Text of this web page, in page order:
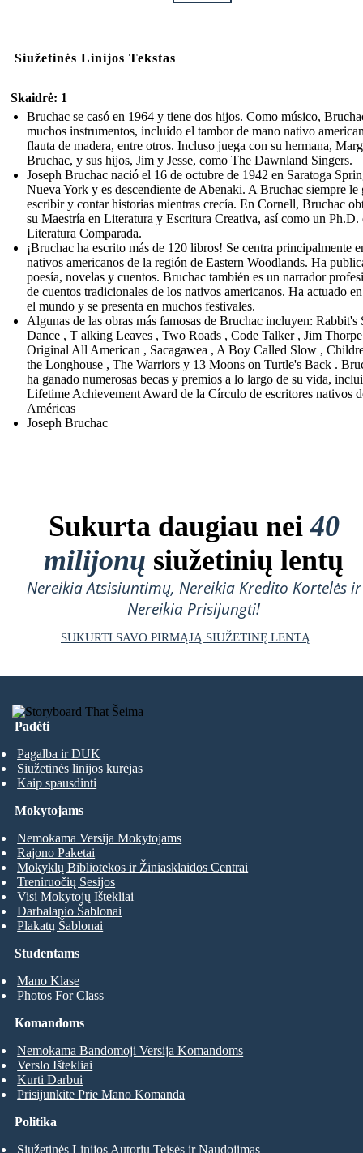
Siužetinės Linijos Tekstas
Skaidrė: 1
Bruchac se casó en 1964 y tiene dos hijos. Como músico,
muchos instrumentos, incluido el tambor de mano nativo
flauta de madera, entre otros. Incluso juega con su hermana,
Bruchac, y sus hijos, Jim y Jesse, como The Dawnland Singers.
Joseph Bruchac nació el 16 de octubre de 1942 en Saratoga
Nueva York y es descendiente de Abenaki. A Bruchac siempre le
escribir y contar historias mientras crecía. En Cornell, Bruchac
su Maestría en Literatura y Escritura Creativa, así como un Ph.D.
Literatura Comparada.
¡Bruchac ha escrito más de 120 libros! Se centra principalmente
nativos americanos de la región de Eastern Woodlands. Ha
poesía, novelas y cuentos. Bruchac también es un narrador
de cuentos tradicionales de los nativos americanos. Ha actuado
el mundo y se presenta en muchos festivales.
Algunas de las obras más famosas de Bruchac incluyen: Rabbit's
Dance , T alking Leaves , Two Roads , Code Talker , Jim
Original All American , Sacagawea , A Boy Called Slow ,
the Longhouse , The Warriors y 13 Moons on Turtle's Back .
ha ganado numerosas becas y premios a lo largo de su vida,
Lifetime Achievement Award de la Círculo de escritores nativos
Américas
Joseph Bruchac
Sukurta daugiau nei40
milijonų siužetinių lentų
Nereikia Atsisiuntimų, Nereikia Kredito Kortelės ir
Nereikia Prisijungti!
SUKURTI SAVO PIRMĄJĄ SIUŽETINĘ LENTĄ
Padėti
Pagalba ir DUK
Siužetinės linijos kūrėjas
Kaip spausdinti
Studentams
Mano Klase
Photos For Class
Mokytojams
Nemokama Versija Mokytojams
Rajono Paketai
Mokyklų Bibliotekos ir Žiniasklaidos Centrai
Treniruočių Sesijos
Visi Mokytojų Ištekliai
Darbalapio Šablonai
Plakatų Šablonai
Komandoms
Nemokama Bandomoji Versija Komandoms
Verslo Ištekliai
Kurti Darbui
Prisijunkite Prie Mano Komanda
Politika
Siužetinės Linijos Autorių Teisės ir Naudojimas